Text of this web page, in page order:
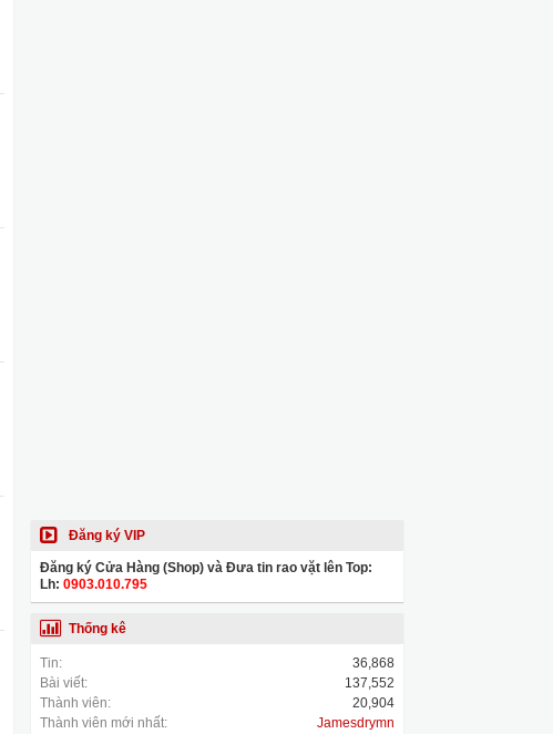
Đăng ký VIP
Đăng ký Cửa Hàng (Shop) và Đưa tin rao vặt lên Top:
Lh: 0903.010.795
Thống kê
Tin:
36,868
Bài viết:
137,552
Thành viên:
20,904
Thành viên mới nhất:
Jamesdrymn